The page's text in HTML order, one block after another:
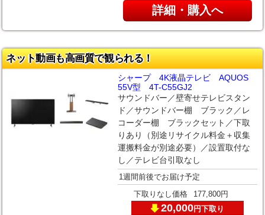
詳細・購入へ
ネット動画も高画質で観られる！
シャープ 4K液晶テレビ AQUOS
55V型 4T-C55GJ2
サウンドバー／壁寄せテレビスタン
ド／サウンドバー棚 ブラック／レ
コーダー棚 ブラックセット／下取
りあり（別途リサイクル料金＋収集
運搬料金が別途必要）／設置取付な
し／テレビ台引取なし
1週間前後でお届け予定
下取りなし価格 177,800円
20,000円下取り